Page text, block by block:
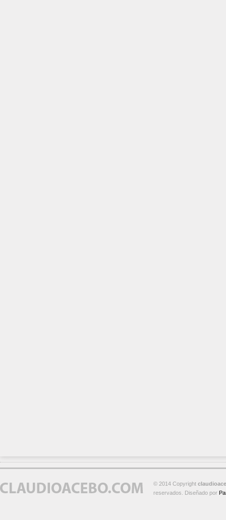
© 2014 Copyright
reservados. Diseñado por